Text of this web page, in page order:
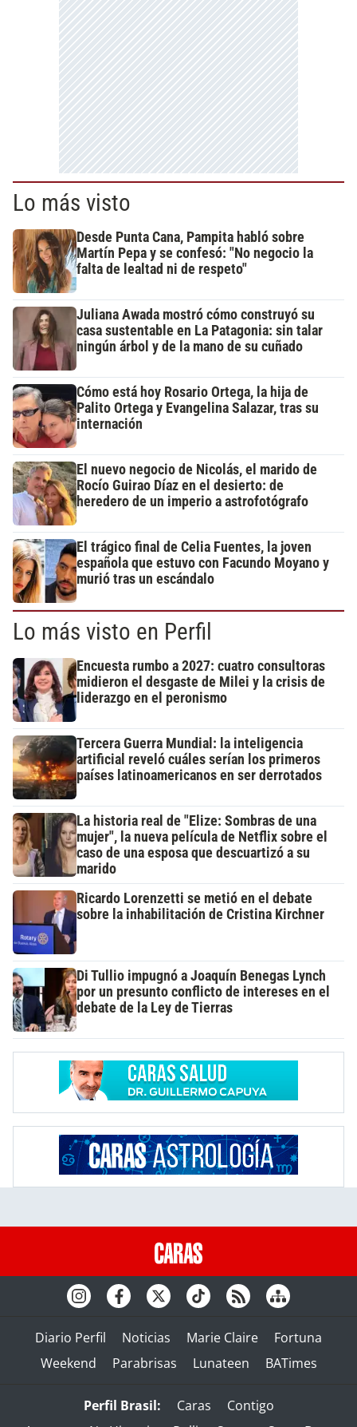
Lo más visto
Desde Punta Cana, Pampita habló sobre
Martín Pepa y se confesó: "No negocio la
falta de lealtad ni de respeto"
Juliana Awada mostró cómo construyó su
casa sustentable en La Patagonia: sin talar
ningún árbol y de la mano de su cuñado
Cómo está hoy Rosario Ortega, la hija de
Palito Ortega y Evangelina Salazar, tras su
internación
El nuevo negocio de Nicolás, el marido de
Rocío Guirao Díaz en el desierto: de
heredero de un imperio a astrofotógrafo
El trágico final de Celia Fuentes, la joven
española que estuvo con Facundo Moyano y
murió tras un escándalo
Lo más visto en Perfil
Encuesta rumbo a 2027: cuatro consultoras
midieron el desgaste de Milei y la crisis de
liderazgo en el peronismo
Tercera Guerra Mundial: la inteligencia
artificial reveló cuáles serían los primeros
países latinoamericanos en ser derrotados
La historia real de "Elize: Sombras de una
mujer", la nueva película de Netflix sobre el
caso de una esposa que descuartizó a su
marido
Ricardo Lorenzetti se metió en el debate
sobre la inhabilitación de Cristina Kirchner
Di Tullio impugnó a Joaquín Benegas Lynch
por un presunto conflicto de intereses en el
debate de la Ley de Tierras
Diario Perfil Noticias Marie Claire
Fortuna
Weekend
Parabrisas Lunateen BATimes
Perfil Brasil: Caras
Contigo